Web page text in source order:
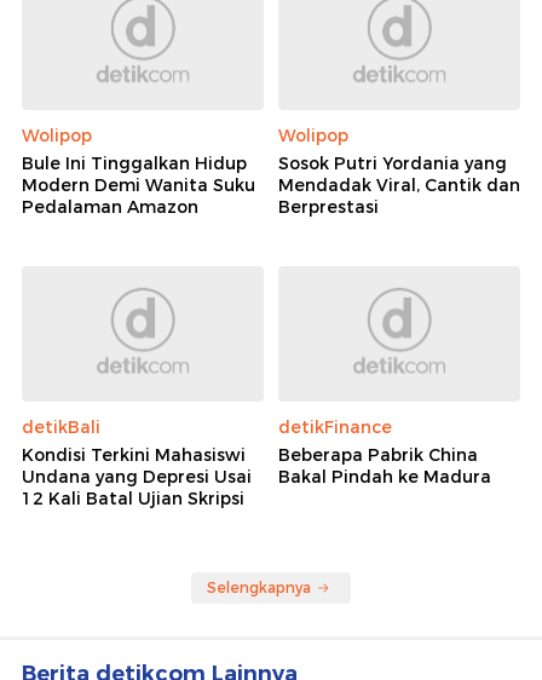
Wolipop
Bule Ini Tinggalkan Hidup
Modern Demi Wanita Suku
Pedalaman Amazon
Wolipop
Sosok Putri Yordania yang
Mendadak Viral, Cantik dan
Berprestasi
detikBali
Kondisi Terkini Mahasiswi
Undana yang Depresi Usai
12 Kali Batal Ujian Skripsi
detikFinance
Beberapa Pabrik China
Bakal Pindah ke Madura
Selengkapnya
Berita detikcom Lainnya